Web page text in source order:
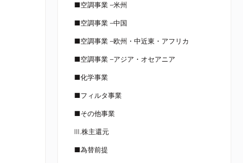
■空調事業 –米州
■空調事業 –中国
■空調事業 –欧州・中近東・アフリカ
■空調事業 –アジア・オセアニア
■化学事業
■フィルタ事業
■その他事業
Ⅲ.株主還元
■為替前提